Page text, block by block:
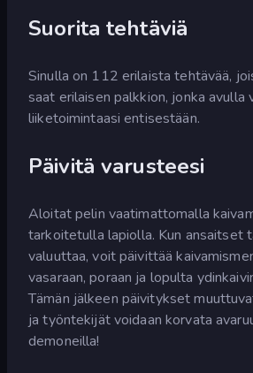
Suorita tehtäviä
Sinulla on 112 erilaista tehtävää,
saat erilaisen palkkion, jonka avulla
liiketoimintaasi entisestään.
Päivitä varusteesi
Aloitat pelin vaatimattomalla
tarkoitetulla lapiolla. Kun ansaitset
valuuttaa, voit päivittää
vasaraan, poraan ja lopulta
Tämän jälkeen päivitykset
ja työntekijät voidaan korvata
demoneilla!